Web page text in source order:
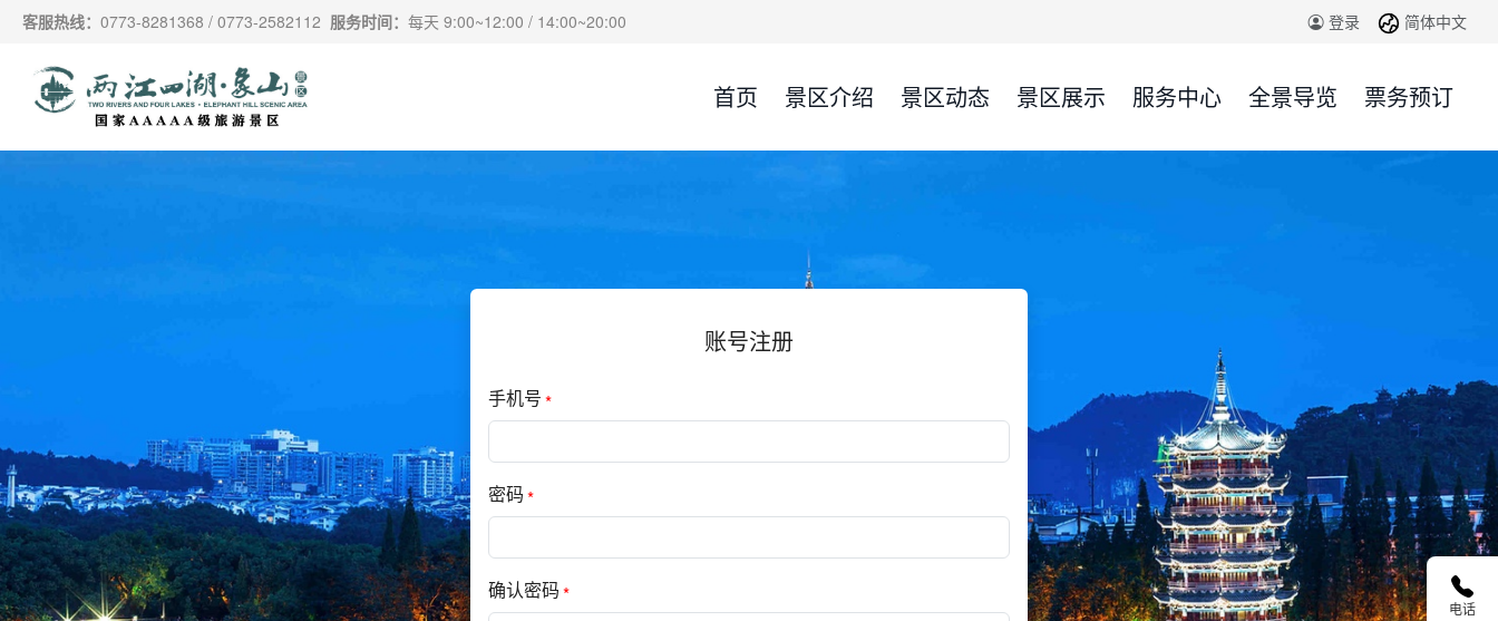
跳过导航，进入主要内容
客服热线： 0773-8281368 / 0773-2582112 服务时间： 每天 9:00~12:00 / 14:00~20:00 登录 简体中文
首页 景区介绍 景区动态 景区展示 服务中心 全景导览 票务预订
账号注册
手机号
密码
确认密码
电话